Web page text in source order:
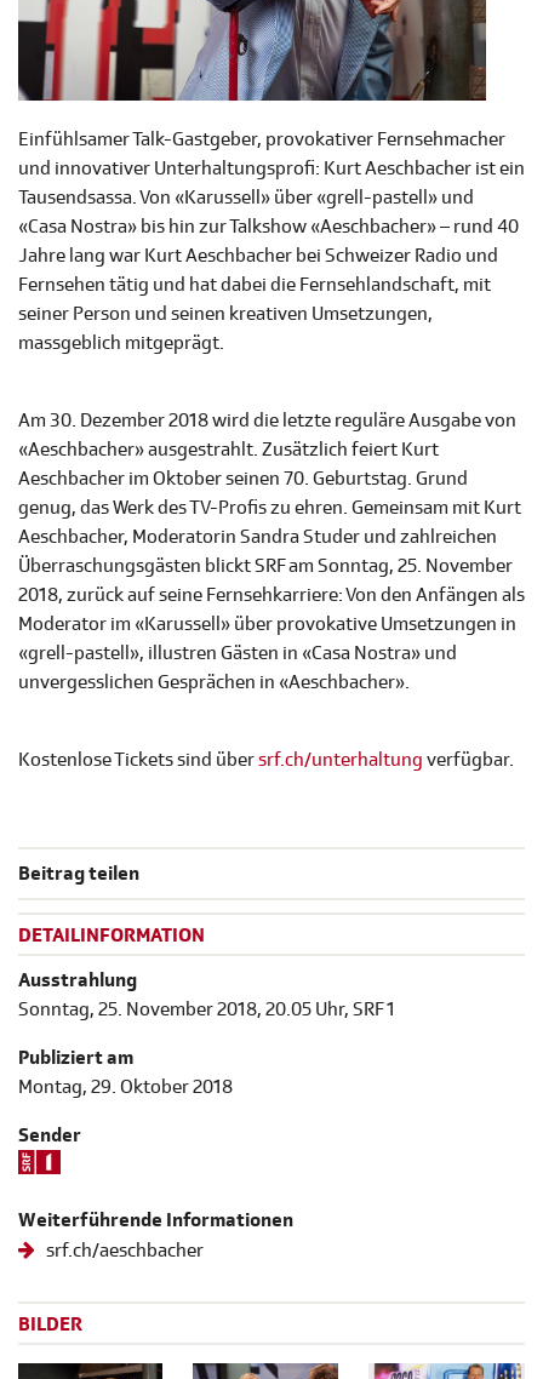
Einfühlsamer Talk-Gastgeber, provokativer Fernsehmacher
und innovativer Unterhaltungsprofi: Kurt Aeschbacher ist ein
Tausendsassa. Von «Karussell» über «grell-pastell» und
«Casa Nostra» bis hin zur Talkshow «Aeschbacher» – rund 40
Jahre lang war Kurt Aeschbacher bei Schweizer Radio und
Fernsehen tätig und hat dabei die Fernsehlandschaft, mit
seiner Person und seinen kreativen Umsetzungen,
massgeblich mitgeprägt.
Am 30. Dezember 2018 wird die letzte reguläre Ausgabe von
«Aeschbacher» ausgestrahlt. Zusätzlich feiert Kurt
Aeschbacher im Oktober seinen 70. Geburtstag. Grund
genug, das Werk des TV-Profis zu ehren. Gemeinsam mit Kurt
Aeschbacher, Moderatorin Sandra Studer und zahlreichen
Überraschungsgästen blickt SRF am Sonntag, 25. November
2018, zurück auf seine Fernsehkarriere: Von den Anfängen als
Moderator im «Karussell» über provokative Umsetzungen in
«grell-pastell», illustren Gästen in «Casa Nostra» und
unvergesslichen Gesprächen in «Aeschbacher».
Kostenlose Tickets sind übersrf.ch/unterhaltung verfügbar.
Beitrag teilen
DETAILINFORMATION
Ausstrahlung
Sonntag, 25. November 2018, 20.05 Uhr, SRF 1
Publiziert am
Montag, 29. Oktober 2018
Sender
Weiterführende Informationen
srf.ch/aeschbacher
BILDER